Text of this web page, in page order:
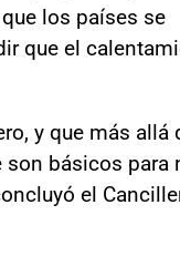
los países se
que el
y que más allá
básicos para
el